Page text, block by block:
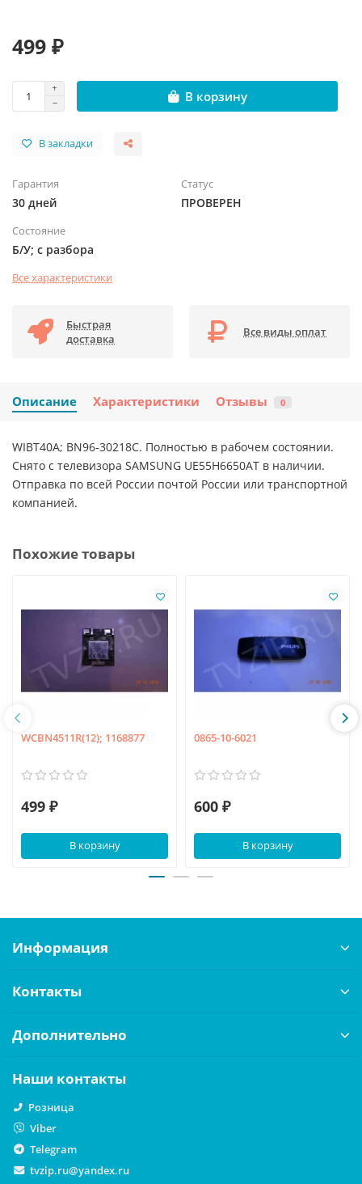
499 ₽
В корзину
В закладки
Гарантия
30 дней
Статус
ПРОВЕРЕН
Состояние
Б/У; с разбора
Все характеристики
Быстрая
доставка
Все виды оплат
Описание Характеристики Отзывы 0
WIBT40A; BN96-30218C. Полностью в рабочем состоянии.
Снято с телевизора SAMSUNG UE55H6650AT в наличии.
Отправка по всей России почтой России или транспортной
компанией.
Похожие товары
WCBN4511R(12); 1168877
499 ₽
В корзину
0865-10-6021
600 ₽
В корзину
Информация
Контакты
Дополнительно
Наши контакты
Розница
Viber
Telegram
tvzip.ru@yandex.ru